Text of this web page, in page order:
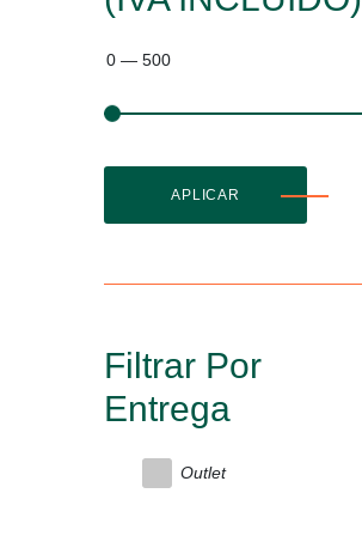
0 — 500
APLICAR
Filtrar Por
Entrega
Outlet